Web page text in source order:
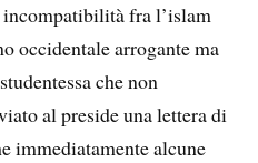
incompatibilità fra l’islam
occidentale arrogante ma
che non
al preside una lettera di
immediatamente alcune